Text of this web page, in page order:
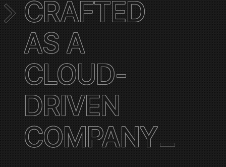
CRAFTED
AS A
CLOUD-
DRIVEN
COMPANY